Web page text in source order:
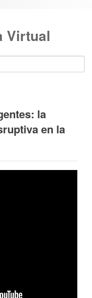
Virtual
la
en la